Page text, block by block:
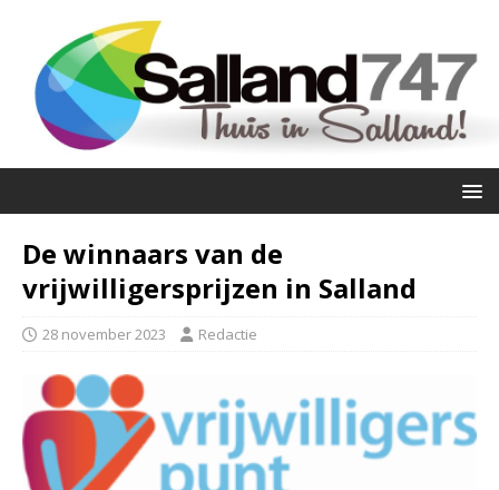
De winnaars van de
vrijwilligersprijzen in Salland
28 november 2023 Redactie